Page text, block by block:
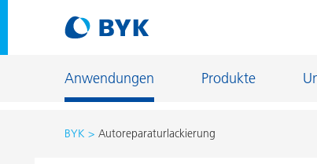
Anwendungen Produkte
Produktempfehlungen nach Anwendungen
BYK Autoreparaturlackierung